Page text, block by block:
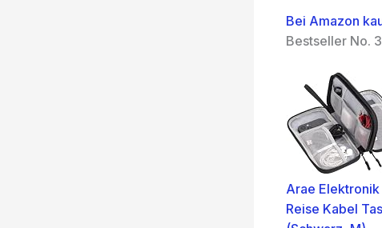
Bei Amazon
Bestseller No. 3
Arae
Reise Kabel